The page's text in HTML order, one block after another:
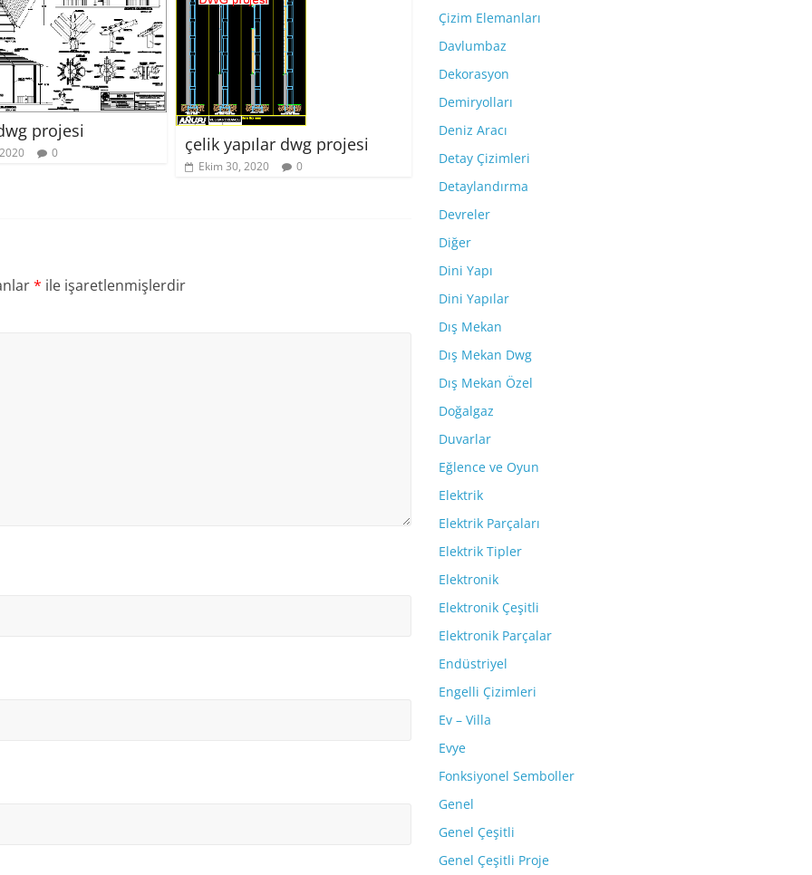
projesi
0 çelik yapılar dwg projesi
Ekim 30, 2020 0
* ile işaretlenmişlerdir
Çizim Elemanları
Davlumbaz
Dekorasyon
Demiryolları
Deniz Aracı
Detay Çizimleri
Detaylandırma
Devreler
Diğer
Dini Yapı
Dini Yapılar
Dış Mekan
Dış Mekan Dwg
Dış Mekan Özel
Doğalgaz
Duvarlar
Eğlence ve Oyun
Elektrik
Elektrik Parçaları
Elektrik Tipler
Elektronik
Elektronik Çeşitli
Elektronik Parçalar
Endüstriyel
Engelli Çizimleri
Ev – Villa
Evye
Fonksiyonel Semboller
Genel
Genel Çeşitli
Genel Çeşitli Proje